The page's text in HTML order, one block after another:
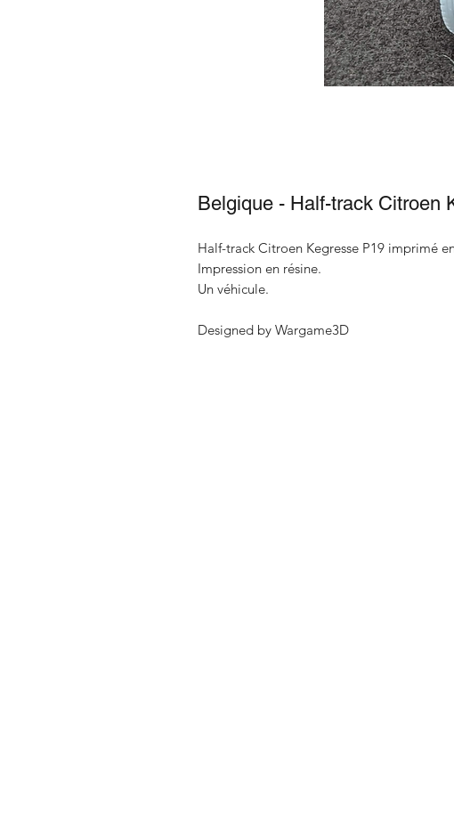
Belgique - Half-track Citroen
Half-track Citroen Kegresse P19 imprimé
Impression en résine.
Un véhicule.
Designed by Wargame3D